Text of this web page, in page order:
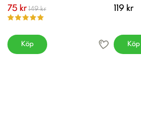
75 kr 149 kr
Köp
119 kr
Köp